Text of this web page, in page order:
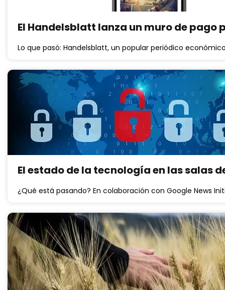
El Handelsblatt lanza un muro de
Lo que pasó: Handelsblatt, un popular periódico
El estado de la tecnología en las salas
¿Qué está pasando? En colaboración con Google News